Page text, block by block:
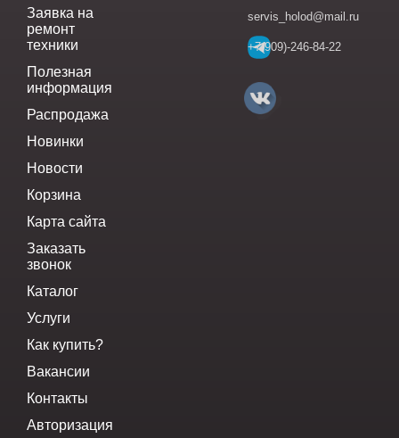
Заявка на
ремонт
техники
Полезная
информация
Распродажа
Новинки
Новости
Корзина
Карта сайта
Заказать
звонок
Каталог
Услуги
Как купить?
Вакансии
Контакты
Авторизация
servis_holod@mail.ru
+7(909)-246-84-22